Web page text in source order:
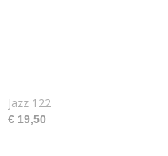
Jazz 122
€ 19,50